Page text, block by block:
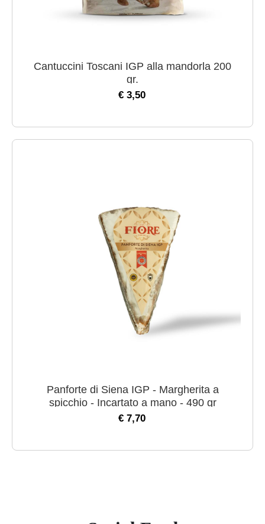
Cantuccini Toscani IGP alla mandorla 200
gr.
€ 3,50
Panforte di Siena IGP - Margherita a
spicchio - Incartato a mano - 490 gr
€ 7,70